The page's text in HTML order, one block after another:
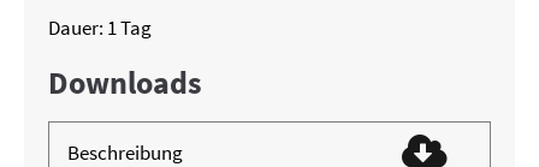
Dauer: 1 Tag
Downloads
Beschreibung